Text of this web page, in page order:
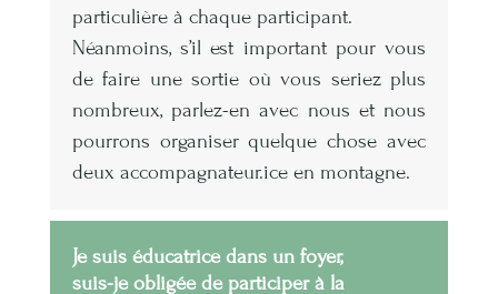
particulière à chaque participant.
Néanmoins, s’il est important pour vous
de faire une sortie où vous seriez plus
nombreux, parlez-en avec nous et nous
pourrons organiser quelque chose avec
deux accompagnateur.ice en montagne.
Je suis éducatrice dans un foyer,
suis-je obligée de participer à la